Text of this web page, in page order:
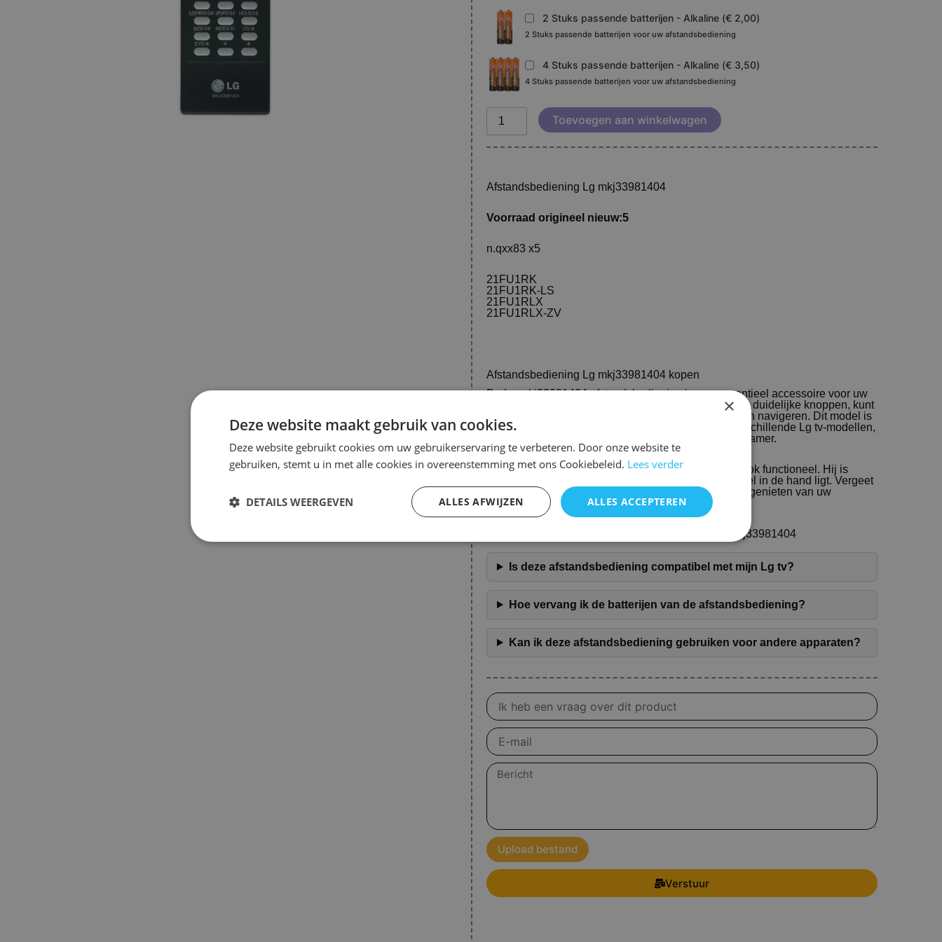
2 Stuks passende batterijen - Alkaline (€ 2,00)
2 Stuks passende batterijen voor uw afstandsbediening
4 Stuks passende batterijen - Alkaline (€ 3,50)
4 Stuks passende batterijen voor uw afstandsbediening
Toevoegen aan winkelwagen
Afstandsbediening Lg mkj33981404
Voorraad origineel nieuw:5
n.qxx83 x5
21FU1RK
21FU1RK-LS
21FU1RLX
21FU1RLX-ZV
Afstandsbediening Lg mkj33981404 kopen
De Lg mkj33981404 afstandsbediening is een essentieel accessoire voor uw
Lg televisie. Met een gebruiksvriendelijke indeling en duidelijke knoppen, kunt
u eenvoudig door uw favoriete kanalen en instellingen navigeren. Dit model is
ontworpen voor een naadloze compatibiliteit met verschillende Lg tv-modellen,
waardoor het een praktische keuze is voor elke huiskamer.
Deze afstandsbediening is niet alleen stijlvol, maar ook functioneel. Hij is
lichtgewicht en ergonomisch, waardoor hij comfortabel in de hand ligt. Vergeet
niet om batterijen aan te schaffen, zodat u direct kunt genieten van uw
televisie-ervaring zonder onderbreking.
Veelgestelde Vragen over Afstandsbediening Lg mkj33981404
Is deze afstandsbediening compatibel met mijn Lg tv?
Hoe vervang ik de batterijen van de afstandsbediening?
Kan ik deze afstandsbediening gebruiken voor andere apparaten?
Vraag
over
product
E-
mail
Bericht
Upload bestand
Verstuur
×
Deze website maakt gebruik van cookies.
Deze website gebruikt cookies om uw gebruikerservaring te verbeteren. Door onze website te
gebruiken, stemt u in met alle cookies in overeenstemming met ons Cookiebeleid. Lees verder
ALLES ACCEPTEREN
ALLES AFWIJZEN
DETAILS WEERGEVEN